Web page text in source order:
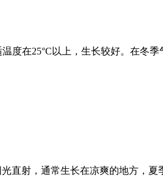
温度在25°C以上，生长较好。在冬
直射，通常生长在凉爽的地方，